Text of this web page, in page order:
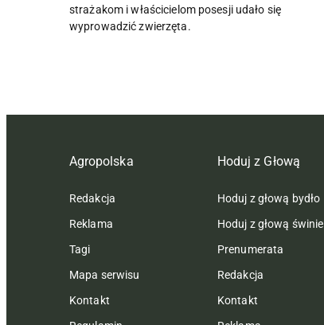
strażakom i właścicielom posesji udało się
wyprowadzić zwierzęta.
Agropolska
Redakcja
Reklama
Tagi
Mapa serwisu
Kontakt
Hoduj z Głową
Hoduj z głową bydło
Hoduj z głową świnie
Prenumerata
Redakcja
Kontakt